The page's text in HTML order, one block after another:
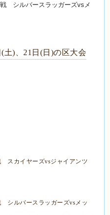
戦 シルバースラッガーズvsメ
土)、21日(日)の区大会
スカイヤーズvsジャイアンツ
ルバースラッガーズvsメッ